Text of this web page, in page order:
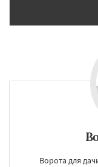
Ворота для